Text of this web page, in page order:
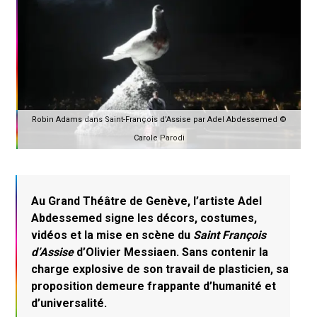
Robin Adams dans Saint-François d’Assise par Adel Abdessemed ©
Carole Parodi
Au Grand Théâtre de Genève, l’artiste Adel
Abdessemed signe les décors, costumes,
vidéos et la mise en scène du Saint François
d’Assised’Olivier Messiaen. Sans contenir la
charge explosive de son travail de plasticien, sa
proposition demeure frappante d’humanité et
d’universalité.